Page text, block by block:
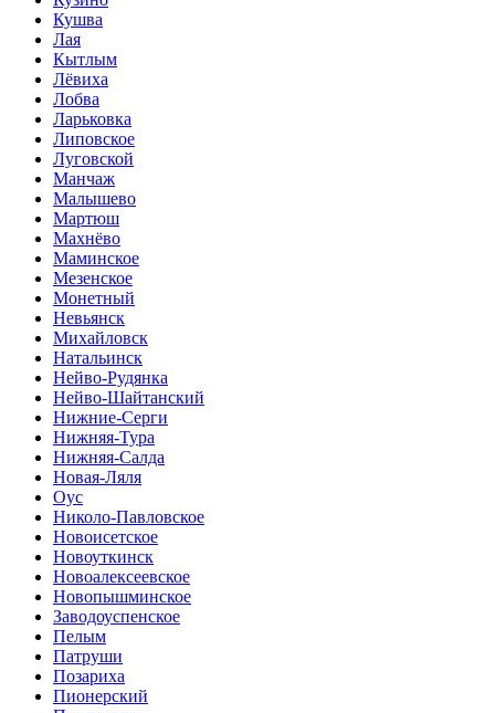
Кушва
Лая
Кытлым
Лёвиха
Лобва
Ларьковка
Липовское
Луговской
Манчаж
Малышево
Мартюш
Махнёво
Маминское
Мезенское
Монетный
Невьянск
Михайловск
Натальинск
Нейво-Рудянка
Нейво-Шайтанский
Нижние-Серги
Нижняя-Тура
Нижняя-Салда
Новая-Ляля
Оус
Николо-Павловское
Новоисетское
Новоуткинск
Новоалексеевское
Новопышминское
Заводоуспенское
Пелым
Патруши
Позариха
Пионерский